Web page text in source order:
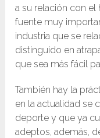
a su relación con el
fuente muy
industria que se
distinguido en
que sea más fácil
También hay la
en la actualidad se
deporte y que ya
adeptos, además,